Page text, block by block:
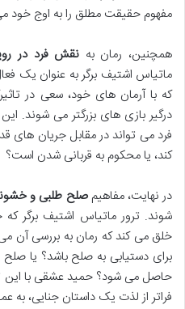
مفهوم حقیقت مطلق را به اوج خود
همچنین، رمان به نقش فرد در
ماتیاس اشتیف برگر به عنوان یک
که با آرمان های خود، سعی در
درگیر بازی های بزرگتر می شوند.
فرد می تواند در مقابل جریان های
کند، یا محکوم به قربانی شدن است؟
در نهایت، مفاهیمصلح طلبی و
شوند. ترور ماتیاس اشتیف برگر
خلق می کند که رمان به بررسی آن
برای دستیابی به صلح باشد؟ یا صلح
حاصل می شود؟ حمید عشقی با این
فراتر از لذت یک داستان جنایی،